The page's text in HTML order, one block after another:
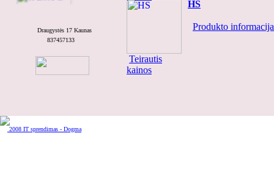
Draugystės 17 Kaunas
837457133
Teirautis
kainos
HS
Produkto
2008 IT sprendimas - Dogma